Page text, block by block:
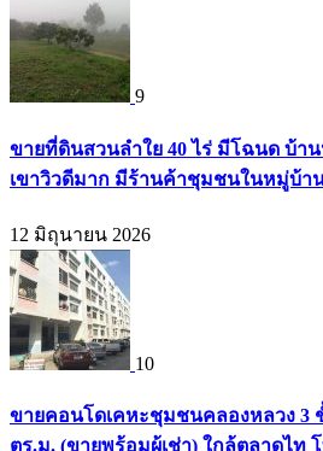
9
ขายที่ดินสวนลำใย 40 ไร่ มีโฉนด บ้า
เขาวิวดีมาก มีร้านค้าชุมชนในหมู่บ้าน
12 มิถุนายน 2026
10
ขายคอนโดเคหะชุมชนคลองหลวง 3
ตร.ม. (ขายพร้อมผู้เช่า) ใกล้ตลาดไท โ